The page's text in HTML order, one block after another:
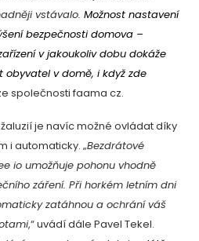
vstávalo. Možnost nastavení
bezpečnosti domova –
v jakoukoliv dobu dokáže
v domě, i když zde
společnosti faama cz.
je navíc možné ovládat díky
i automaticky. „Bezdrátové
io umožňuje pohonu vhodně
záření. Při horkém letním dni
zatáhnou a ochrání váš
,“ uvádí dále Pavel Tekel.